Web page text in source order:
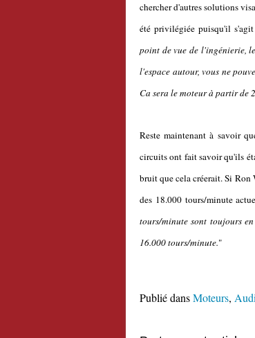
chercher d'autres solutions
été privilégiée puisqu'il
point de vue de l'ingénierie,
l'espace autour, vous ne
Ca sera le moteur à partir de
Reste maintenant à savoir
circuits ont fait savoir qu'ils
bruit que cela créerait. Si
des 18.000 tours/minute
tours/minute sont toujours
16.000 tours/minute."
Publié dansMoteurs, Audi